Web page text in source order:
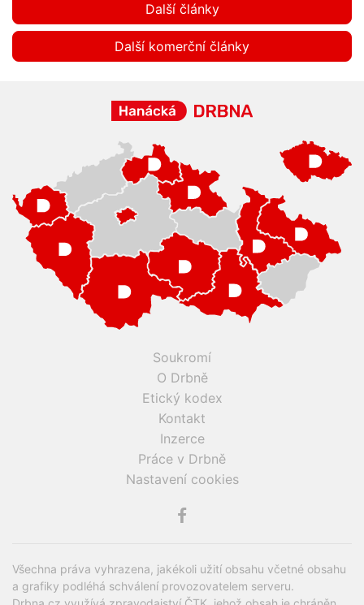
Další články
Další komerční články
Soukromí
O Drbně
Etický kodex
Kontakt
Inzerce
Práce v Drbně
Nastavení cookies
Všechna práva vyhrazena, jakékoli užití obsahu včetné obsahu
a grafiky podléhá schválení provozovatelem serveru.